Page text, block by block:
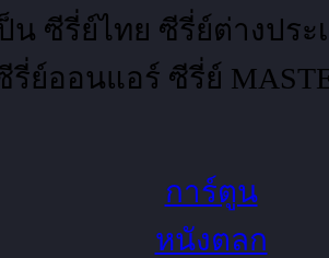
น ซีรี่ย์ไทย ซีรี่ย์ต่างปร
รี่ย์ออนแอร์ ซีรี่ย์
การ์ตูน
หนังตลก